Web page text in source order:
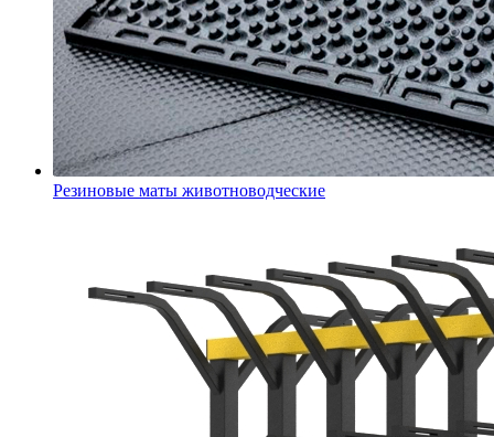
Резиновые маты животноводческие